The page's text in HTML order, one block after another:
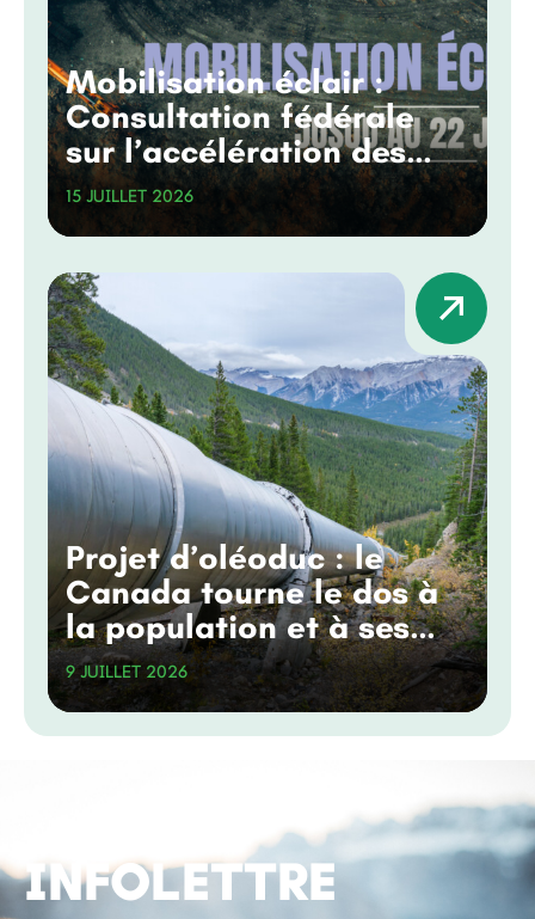
Mobilisation éclair :
Consultation fédérale
sur l’accélération des
grands projets
15 JUILLET 2026
Projet d’oléoduc : le
Canada tourne le dos à
la population et à ses
engagements
climatiques
9 JUILLET 2026
INFOLETTRE